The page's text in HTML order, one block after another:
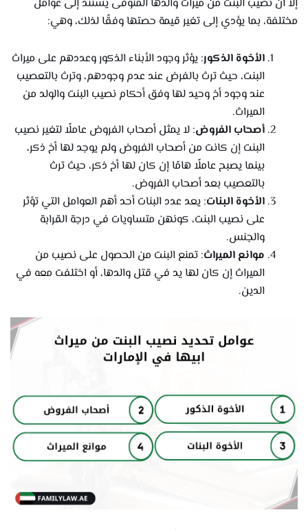
إلا أن نصيب البنت من ميراث والدها المتوفى يستند إلى عوامل
مختلفة، بما يؤدي إلى تغير قيمة حصتها وفقًا لذلك، وهي:
الأخوة الذكور: يؤثر وجود الأبناء الذكور وعددهم على ميراث
البنت، حيث ترث بالفرض عند عدم وجودهم، وترث بالتعصيب
عند وجود أخ وحيد لها وفق أحكام نصيب البنت والولد من
الميراث.
أصحاب الفروض: لا يمثل أصحاب الفروض عاملًا لتغير نصيب
البنت إن كانت من أصحاب الفروض ولم يوجد لها أخ ذكر،
بينما يصبح عاملًا هامًا إن كان لها أخ ذكر، حيث ترث
بالتعصيب بعد أصحاب الفروض.
الأخوة البنات: يعد عدد البنات أحد أهم العوامل التي تؤثر
على نصيب البنت، كونهن متساويات في درجة القرابة
والجنس.
موانع الميراث: تمنع البنت من الحصول على نصيب من
الميراث إن كان لها يد في قتل والدها، أو اختلفت معه في
الدين.